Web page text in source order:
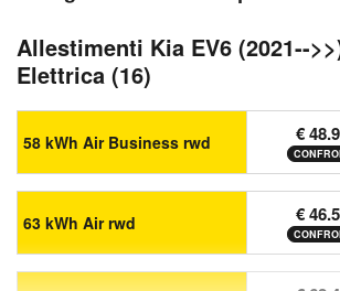
Allestimenti Kia EV6 (2021--
Elettrica (16)
58 kWh Air Business rwd €
63 kWh Air rwd €